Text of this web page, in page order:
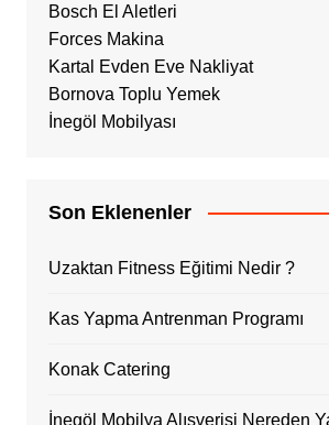
Bosch El Aletleri
Forces Makina
Kartal Evden Eve Nakliyat
Bornova Toplu Yemek
İnegöl Mobilyası
Son Eklenenler
Uzaktan Fitness Eğitimi Nedir ?
Kas Yapma Antrenman Programı
Konak Catering
İnegöl Mobilya Alışverişi Nereden